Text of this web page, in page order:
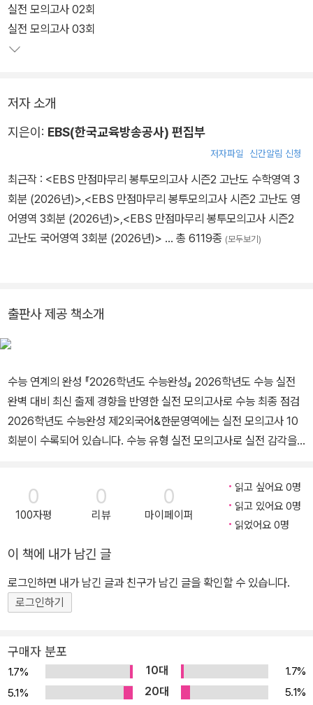
실전 모의고사 02회
실전 모의고사 03회
저자 소개
지은이: EBS(한국교육방송공사) 편집부
저자파일 신간알림 신청
최근작 : <EBS 만점마무리 봉투모의고사 시즌2 고난도 수학영역 3
회분 (2026년)>,<EBS 만점마무리 봉투모의고사 시즌2 고난도 영
어영역 3회분 (2026년)>,<EBS 만점마무리 봉투모의고사 시즌2
고난도 국어영역 3회분 (2026년)> … 총 6119종 (모두보기)
출판사 제공 책소개
수능 연계의 완성 『2026학년도 수능완성』 2026학년도 수능 실전
완벽 대비 최신 출제 경향을 반영한 실전 모의고사로 수능 최종 점검
2026학년도 수능완성 제2외국어&한문영역에는 실전 모의고사 10
회분이 수록되어 있습니다. 수능 유형 실전 모의고사로 실전 감각을
리즈는 EBSi 사이트와 스마트폰 ‘EBSi 고교강의’ 앱을 통해 100%
무료 강의를 들을 수 있습니다.
0
100자평
0
리뷰
0
마이페이퍼
읽고 싶어요 0명
읽고 있어요 0명
읽었어요 0명
이 책에 내가 남긴 글
로그인하면 내가 남긴 글과 친구가 남긴 글을 확인할 수 있습니다.
로그인하기
구매자 분포
1.7% 10대
1.7%
5.1%
20대
5.1%